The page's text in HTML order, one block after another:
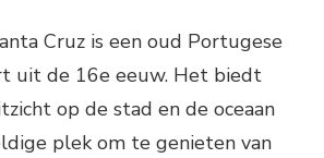
Cruz is een oud Portugese
uit de 16e eeuw. Het biedt
op de stad en de oceaan
plek om te genieten van